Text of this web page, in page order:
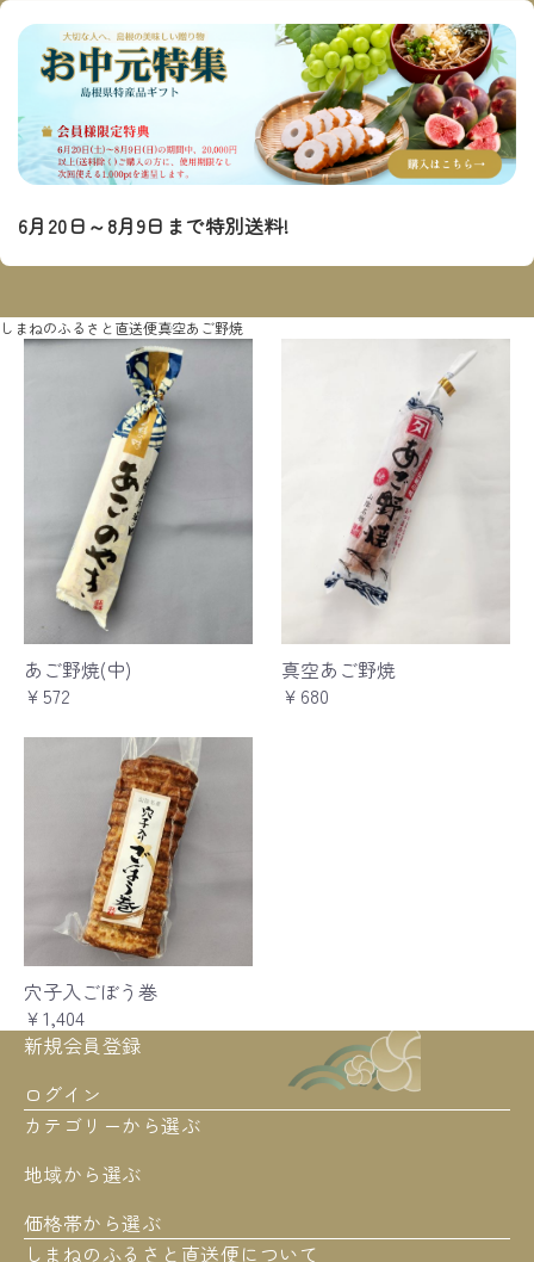
6月20日～8月9日まで特別送料!
しまねのふるさと直送便真空あご野焼
あご野焼(中)
￥572
真空あご野焼
￥680
穴子入ごぼう巻
￥1,404
カテゴリーから選ぶ
地域から選ぶ
価格帯から選ぶ
新規会員登録
ログイン
しまねのふるさと直送便について